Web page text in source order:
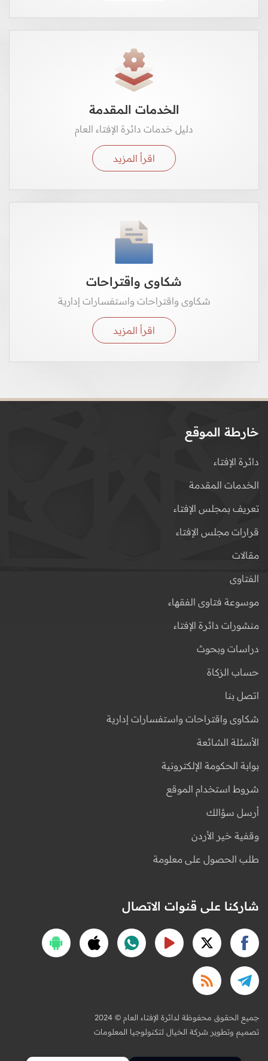
الخدمات المقدمة
دليل خدمات دائرة الإفتاء العام
اقرأ المزيد
شكاوى واقتراحات
شكاوى واقتراحات واستفسارات إدارية
اقرأ المزيد
خارطة الموقع
دائرة الإفتاء
الخدمات المقدمة
تعريف بمجلس الإفتاء
قرارات مجلس الإفتاء
مقالات
الفتاوى
موسوعة فتاوى الفقهاء
منشورات دائرة الإفتاء
دراسات وبحوث
حساب الزكاة
اتصل بنا
شكاوى واقتراحات واستفسارات إدارية
الأسئلة الشائعة
بوابة الحكومة الإلكترونية
شروط استخدام الموقع
أرسل سؤالك
وقفية خير الأردن
طلب الحصول على معلومة
شاركنا على قنوات الاتصال
2024 © جميع الحقوق محفوظة لدائرة الإفتاء العام
تصميم وتطوير شركة الخيال لتكنولوجيا المعلومات